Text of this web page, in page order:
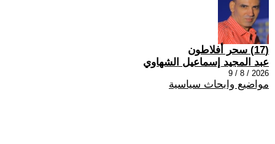
(17) سحر أفلاطون
عبد المجيد إسماعيل الشهاوي
2026 / 8 / 9
مواضيع وابحاث سياسية